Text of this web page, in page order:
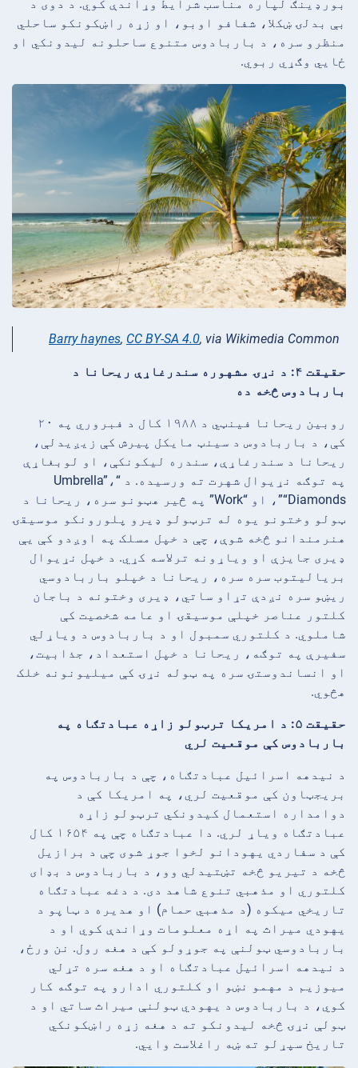
بورډینګ لپاره مناسب شرایط وړاندې کوي. د دوی د
بې بدلۍ ښکلا، شفافو اوبو، او زړه راښکونکو ساحلي
منظرو سره، د باربادوس متنوع ساحلونه لیدونکي او
ځایي وګړي ربوي.
Barry haynes, CC BY-SA 4.0, via Wikimedia Common
حقیقت ۴: د نړۍ مشهوره سندرغاړې ریحانا د
باربادوس څخه ده
روبین ریحانا فینټي د ۱۹۸۸ کال د فبروري په ۲۰
کې، د باربادوس د سینټ مایکل پیرش کې زیږیدلې،
ریحانا د سندرغاړې، سندره لیکونکې، او لوبغاړې
په توګه نړیوال شهرت ته ورسیده. د “Umbrella”،
“Diamonds”، او “Work” په څیر هټونو سره، ریحانا د
ټولو وختونو یوه له ترټولو ډیرو پلورونکو موسیقۍ
هنرمندانو څخه شوې، چې د خپل مسلک په اوږدو کې یې
ډیری جایزې او ویاړونه ترلاسه کړي. د خپل نړیوال
بریالیتوب سره سره، ریحانا د خپلو باربادوسي
ریښو سره نږدې تړاو ساتي، ډیری وختونه د باجان
کلتور عناصر خپلې موسیقۍ او عامه شخصیت کې
شاملوي. د کلتوري سمبول او د باربادوس د ویاړلي
سفیرې په توګه، ریحانا د خپل استعداد، جذابیت،
او انساندوستۍ سره په ټوله نړۍ کې میلیونونه خلک
هڅوي.
حقیقت ۵: د امریکا ترټولو زاړه عبادتګاه په
باربادوس کې موقعیت لري
د نیدهه اسرائیل عبادتګاه، چې د باربادوس په
بریجټاون کې موقعیت لري، په امریکا کې د
دوامداره استعمال کیدونکي ترټولو زاړه
عبادتګاه ویاړ لري. دا عبادتګاه چې په ۱۶۵۴ کال
کې د سفاردي یهودانو لخوا جوړ شوی چې د برازیل
څخه د تیریو څخه تښتیدلي وو، د باربادوس د بډای
کلتوري او مذهبي تنوع شاهد دی. د دغه عبادتګاه
تاریخي میکوه (د مذهبي حمام) او هدیره د ټاپو د
یهودي میراث په اړه معلومات وړاندې کوي او د
باربادوسي ټولنې په جوړولو کې د هغه رول. نن ورځ،
د نیدهه اسرائیل عبادتګاه او د هغه سره تړلي
میوزیم د مهمو نښو او کلتوري ادارو په توګه کار
کوي، د باربادوس د یهودي ټولنې میراث ساتي او د
ټولې نړۍ څخه لیدونکو ته د هغه زړه راښکونکي
تاریخ سپړلو ته ښه راغلاست وایي.